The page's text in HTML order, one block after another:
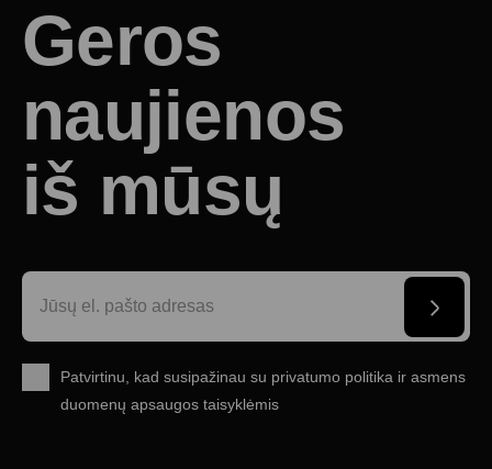
Geros
naujienos
iš mūsų
Patvirtinu, kad susipažinau su privatumo politika ir asmens
duomenų apsaugos taisyklėmis